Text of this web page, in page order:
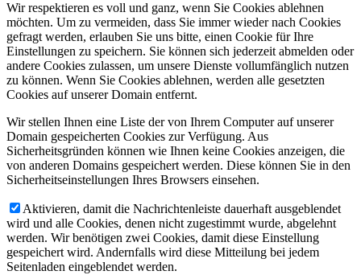
Wir respektieren es voll und ganz, wenn Sie Cookies ablehnen
möchten. Um zu vermeiden, dass Sie immer wieder nach Cookies
gefragt werden, erlauben Sie uns bitte, einen Cookie für Ihre
Einstellungen zu speichern. Sie können sich jederzeit abmelden oder
andere Cookies zulassen, um unsere Dienste vollumfänglich nutzen
zu können. Wenn Sie Cookies ablehnen, werden alle gesetzten
Cookies auf unserer Domain entfernt.
Wir stellen Ihnen eine Liste der von Ihrem Computer auf unserer
Domain gespeicherten Cookies zur Verfügung. Aus
Sicherheitsgründen können wie Ihnen keine Cookies anzeigen, die
von anderen Domains gespeichert werden. Diese können Sie in den
Sicherheitseinstellungen Ihres Browsers einsehen.
Aktivieren, damit die Nachrichtenleiste dauerhaft ausgeblendet
wird und alle Cookies, denen nicht zugestimmt wurde, abgelehnt
werden. Wir benötigen zwei Cookies, damit diese Einstellung
gespeichert wird. Andernfalls wird diese Mitteilung bei jedem
Seitenladen eingeblendet werden.